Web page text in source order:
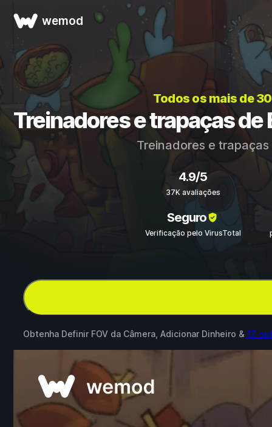
wemod
Todos os mais de
Treinadores e trapaças de
Treinadores e
4.9/5
37K avaliações
Seguro
Verificação pelo VirusTotal
Obtenha Definir FOV da Câmera, Adicionar Dinheiro & 17